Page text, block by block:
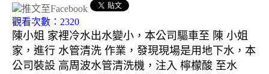
觀看次數：2320
陳小姐 家裡冷水出水變小，本公司驅車至 陳 小姐
家，進行 水管清洗 作業，發現現場是用地下水，本
公司裝設 高周波水管清洗機，注入 檸檬酸 至水